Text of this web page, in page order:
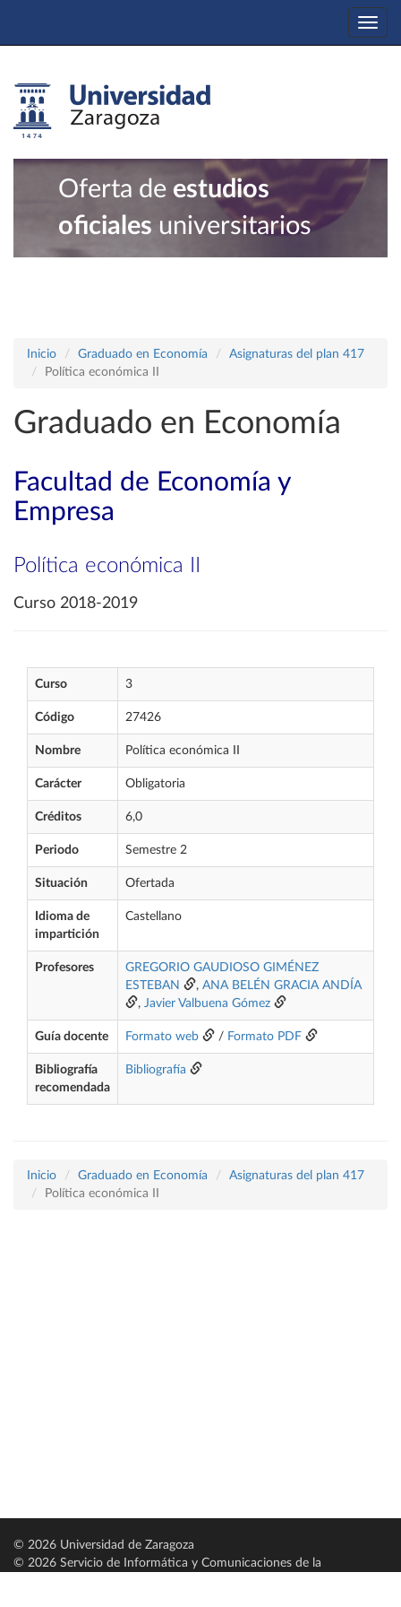
Oferta de estudios
oficiales universitarios
Inicio Graduado en Economía
Asignaturas del plan 417
Política económica II
Graduado en Economía
Facultad de Economía y
Empresa
Política económica II
Curso 2018-2019
Curso 3
Código 27426
Nombre Política económica II
Carácter Obligatoria
Créditos 6,0
Periodo Semestre 2
Situación Ofertada
Idioma de
impartición
Castellano
Profesores
GREGORIO GAUDIOSO GIMÉNEZ
ESTEBAN
, ANA BELÉN GRACIA ANDÍA
, Javier Valbuena Gómez
Guía docente Formato web / Formato PDF
Bibliografía
recomendada
Bibliografía
Inicio Graduado en Economía
Asignaturas del plan 417
Política económica II
© 2026 Universidad de Zaragoza
© 2026 Servicio de Informática y Comunicaciones de la